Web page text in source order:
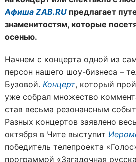
Афиша ZAB.RU предлагает
знаменитостям, которые
осенью.
Начнем с концерта одной из
персон нашего шоу-бизнеса –
Бузовой. Концерт, который
уже собрал множество
став весьма резонансным
Разных концертов заявлено
октября в Чите выступит
победитель телепроекта
программой «Загадочная